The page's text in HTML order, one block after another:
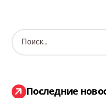
Н
а
:
Последние